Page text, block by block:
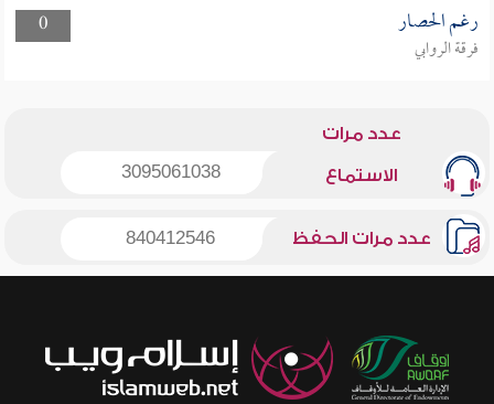
0
رغم الحصار
فرقة الروابي
عدد مرات
الاستماع 3095061038
عدد مرات الحفظ 840412546